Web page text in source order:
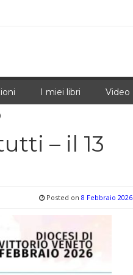
I miei libri Video
– il 13
Posted on 8 Febbraio 2026